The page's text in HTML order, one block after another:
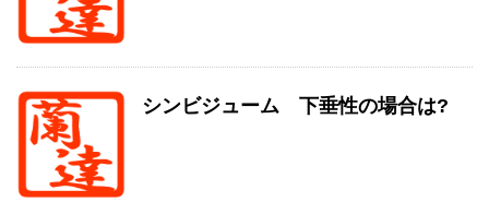
シンビジューム 下垂性の場合は?